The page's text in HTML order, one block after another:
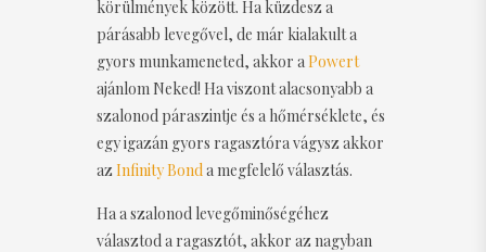
körülmények között. Ha küzdesz a
párásabb levegővel, de már kialakult a
gyors munkameneted, akkor aPowert
ajánlom Neked! Ha viszont alacsonyabb a
szalonod páraszintje és a hőmérséklete, és
egy igazán gyors ragasztóra vágysz akkor
az Infinity Bonda megfelelő választás.
Ha a szalonod levegőminőségéhez
választod a ragasztót, akkor az nagyban